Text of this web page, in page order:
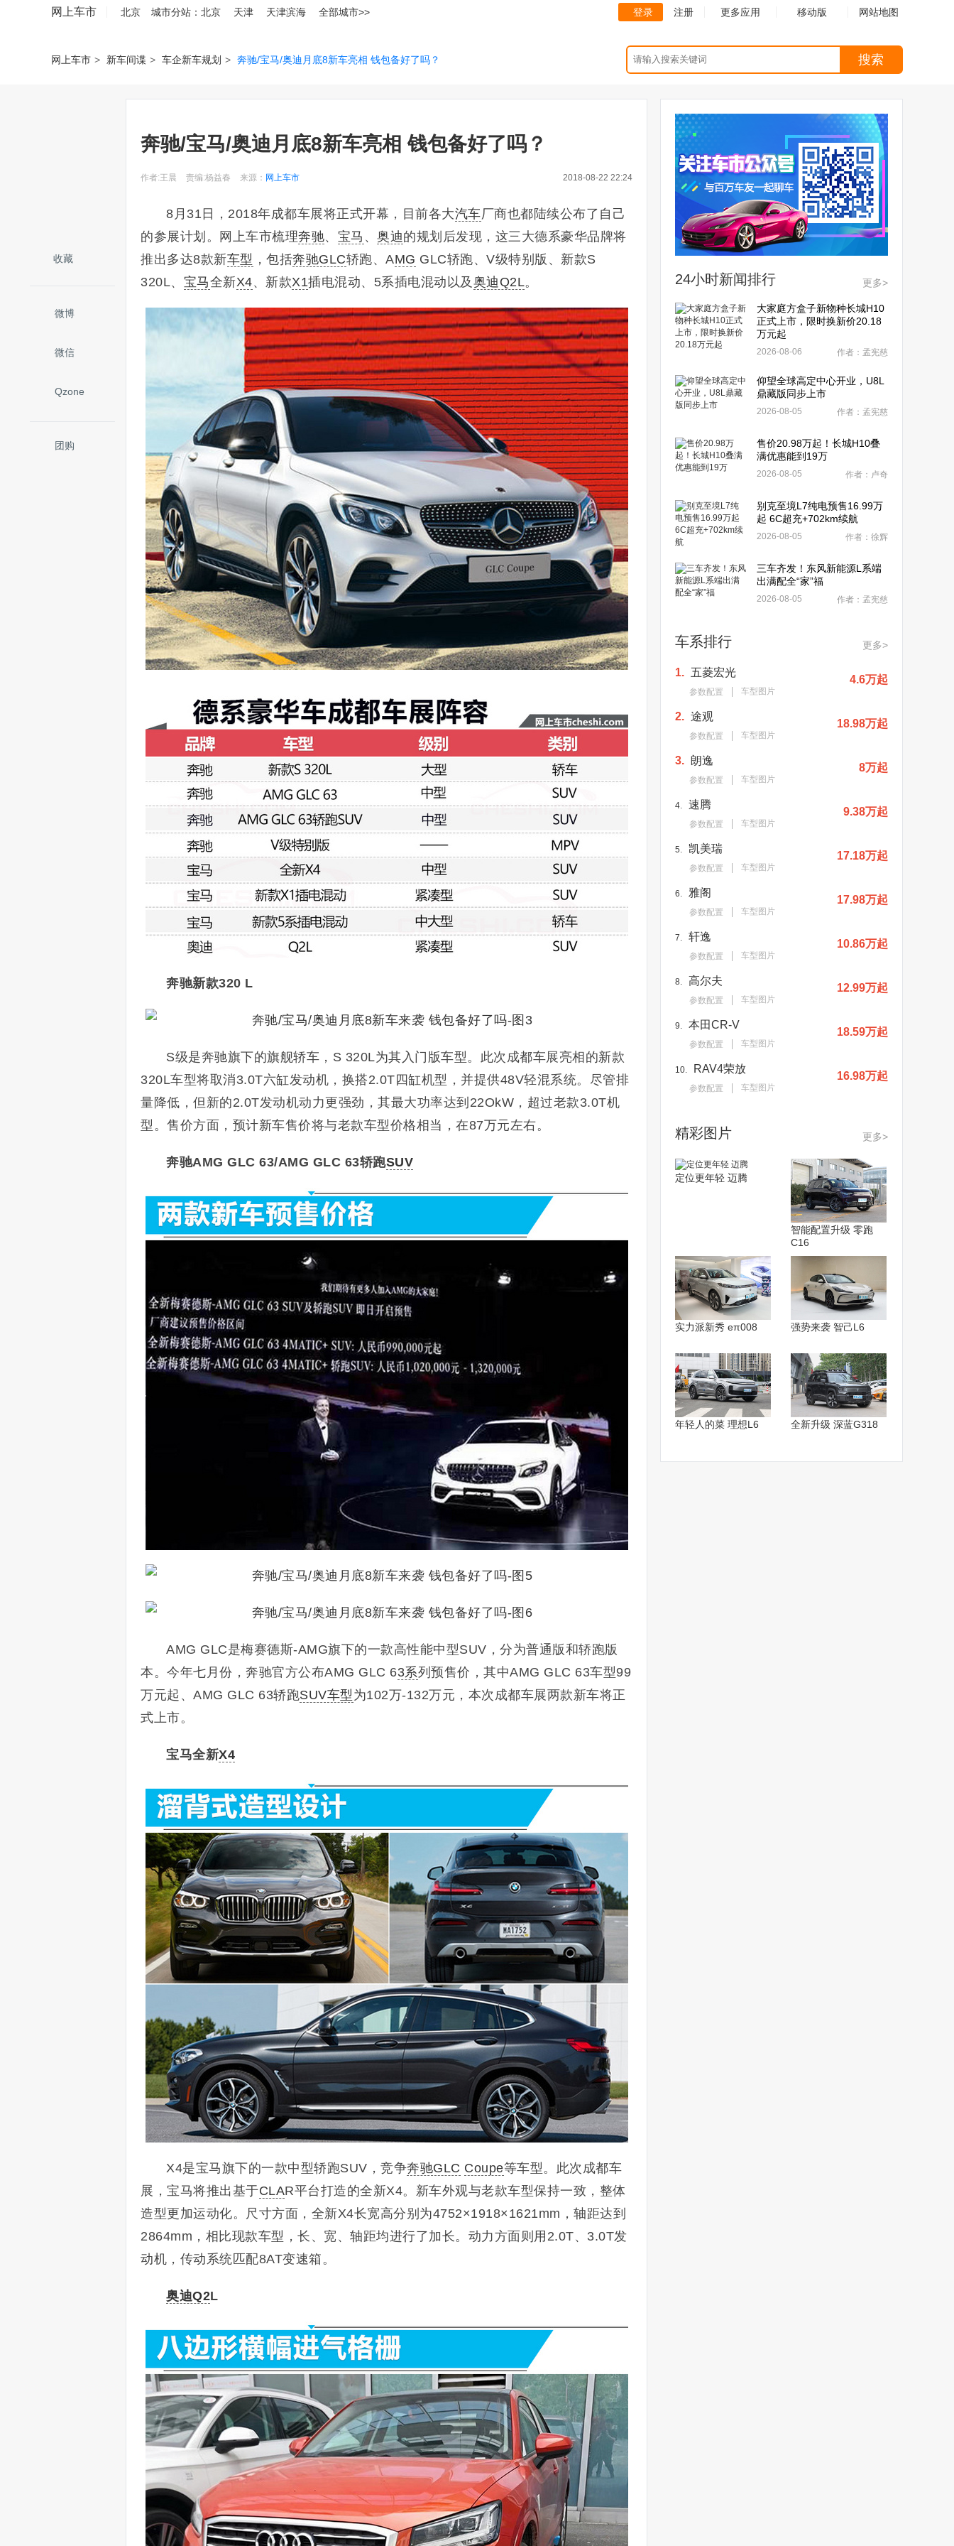
网上车市 北京 城市分站： 北京 天津 天津滨海 全部城市>> 登录 注册 更多应用 移动版 网站地图
网上车市 > 新车间谍 > 车企新车规划 > 奔驰/宝马/奥迪月底8新车亮相 钱包备好了吗？ 搜索
收藏
微博
微信
Qzone
团购
奔驰/宝马/奥迪月底8新车亮相 钱包备好了吗？
作者:王晨 责编:杨益春 来源： 网上车市 2018-08-22 22:24
8月31日，2018年成都车展将正式开幕，目前各大汽车厂商也都陆续公布了自己
的参展计划。网上车市梳理奔驰、 宝马 、 奥迪的规划后发现，这三大德系豪华品牌将
推出多达8款新车型 ，包括奔驰GLC轿跑、AMG GLC轿跑、V级特别版、新款S
320L、 宝马全新X4、新款X1插电混动、5系插电混动以及 奥迪Q2L。
奔驰新款320 L
S级是奔驰旗下的旗舰轿车，S 320L为其入门版车型。此次成都车展亮相的新款
320L车型将取消3.0T六缸发动机，换搭2.0T四缸机型，并提供48V轻混系统。尽管排
量降低，但新的2.0T发动机动力更强劲，其最大功率达到22OkW，超过老款3.0T机
型。售价方面，预计新车售价将与老款车型价格相当，在87万元左右。
奔驰AMG GLC 63/AMG GLC 63轿跑SUV
AMG GLC是梅赛德斯-AMG旗下的一款高性能中型SUV，分为普通版和轿跑版
本。今年七月份，奔驰官方公布AMG GLC 63系列预售价，其中AMG GLC 63车型99
万元起、 AMG GLC 63轿跑SUV车型 为102万-132万元，本次 成都车展两款新车将正
式上市。
宝马全新X4
X4是宝马旗下的一款中型轿跑SUV，竞争奔驰GLC Coupe等车型。此次成都车
展，宝马将推出基于CLAR平台打造的全新X4。新车外观与老款车型保持一致，整体
造型更加运动化。尺寸方面，全新X4长宽高分别为4752×1918×1621mm，轴距达到
2864mm，相比现款车型，长、宽、轴距均进行了加长。动力方面则用2.0T、3.0T发
动机，传动系统匹配8AT变速箱。
奥迪Q2L
24小时新闻排行 更多>
大家庭方盒子新物种长城H10
正式上市，限时换新价20.18
万元起
2026-08-06 作者：孟宪慈
仰望全球高定中心开业，U8L
鼎藏版同步上市
2026-08-05 作者：孟宪慈
售价20.98万起！长城H10叠
满优惠能到19万
2026-08-05 作者：卢奇
别克至境L7纯电预售16.99万
起 6C超充+702km续航
2026-08-05 作者：徐辉
三车齐发！东风新能源L系端
出满配全“家”福
2026-08-05 作者：孟宪慈
车系排行 更多>
1. 五菱宏光
参数配置 车型图片
4.6万起
2. 途观
参数配置 车型图片
18.98万起
3. 朗逸
参数配置 车型图片
8万起
4. 速腾
参数配置 车型图片
9.38万起
5. 凯美瑞
参数配置 车型图片
17.18万起
6. 雅阁
参数配置 车型图片
17.98万起
7. 轩逸
参数配置 车型图片
10.86万起
8. 高尔夫
参数配置 车型图片
12.99万起
9. 本田CR-V
参数配置 车型图片
18.59万起
10. RAV4荣放
参数配置 车型图片
16.98万起
精彩图片 更多>
定位更年轻 迈腾
智能配置升级 零跑
C16
实力派新秀 eπ008 强势来袭 智己L6
年轻人的菜 理想L6 全新升级 深蓝G318